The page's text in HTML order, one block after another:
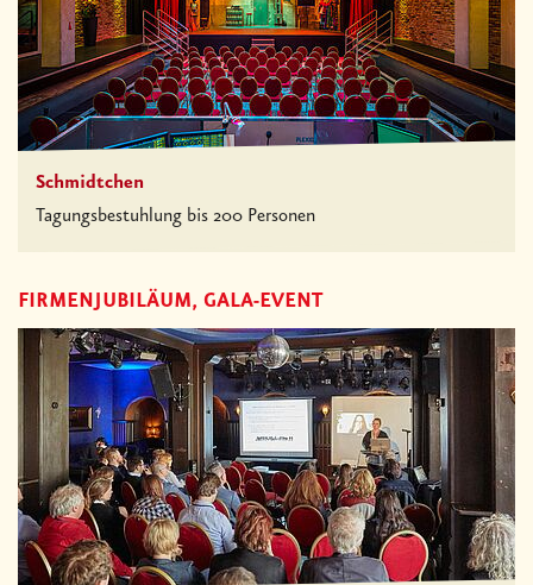
Schmidtchen
Tagungsbestuhlung bis 200 Personen
FIRMENJUBILÄUM, GALA-EVENT